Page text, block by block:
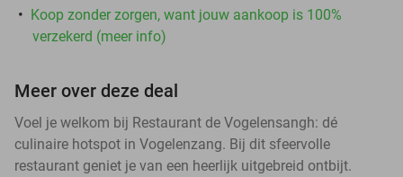
Koop zonder zorgen, want jouw aankoop is 100%
verzekerd (meer info)
Meer over deze deal
Voel je welkom bij Restaurant de Vogelensangh: dé
culinaire hotspot in Vogelenzang. Bij dit sfeervolle
restaurant geniet je van een heerlijk uitgebreid ontbijt.